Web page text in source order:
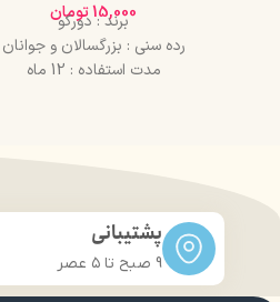
15,000تومان
برند : دورکو
رده سنی : بزرگسالان و جوانان
مدت استفاده : 12 ماه
پشتیبانی
9 صبح تا ۵ عصر